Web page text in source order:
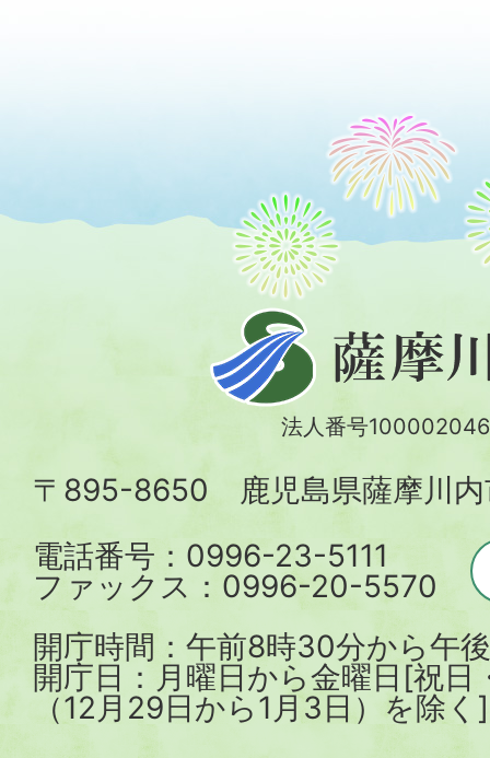
摩
川
法人番号
〒895-8650 鹿児島県薩摩川内
電話番号：0996-23-5111
ファックス：0996-20-5570
開庁時間：午前8時30分から午
開庁日：月曜日から金曜日[祝日
（12月29日から1月3日）を除く]